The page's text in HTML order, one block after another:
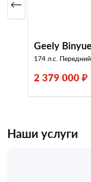
Geely
174 л.с.
2 379 000 ₽
Наши услуги